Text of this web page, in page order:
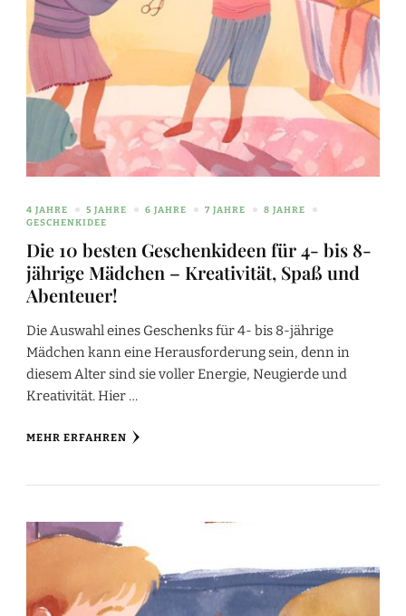
4 JAHRE 5 JAHRE 6 JAHRE 7 JAHRE
8 JAHRE
GESCHENKIDEE
Die 10 besten Geschenkideen für 4- bis 8-
jährige Mädchen – Kreativität, Spaß und
Abenteuer!
Die Auswahl eines Geschenks für 4- bis 8-jährige
Mädchen kann eine Herausforderung sein, denn in
diesem Alter sind sie voller Energie, Neugierde und
Kreativität. Hier …
MEHR ERFAHREN